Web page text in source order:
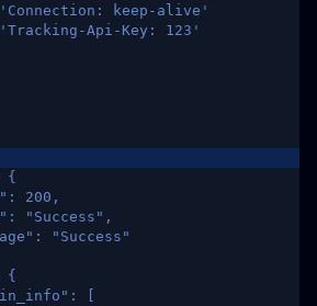
keep-alive'
Api-Key: 123'
{
200,
"Success",
"Success"
{
[